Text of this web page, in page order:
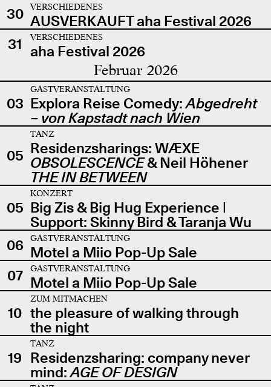
30
VERSCHIEDENES
AUSVERKAUFT aha Festival 2026
31
VERSCHIEDENES
aha Festival 2026
Februar 2026
03
GASTVERANSTALTUNG
Explora Reise Comedy:Abgedreht
– von Kapstadt nach Wien
05
TANZ
Residenzsharings: WÆXE
OBSOLESCENCE& Neil Höhener
THE IN BETWEEN
05
KONZERT
Big Zis & Big Hug Experience |
Support: Skinny Bird & Taranja Wu
06
GASTVERANSTALTUNG
Motel a Miio Pop-Up Sale
07
GASTVERANSTALTUNG
Motel a Miio Pop-Up Sale
10
ZUM MITMACHEN
the pleasure of walking through
the night
19
TANZ
Residenzsharing: company never
mind:AGE OF DESIGN